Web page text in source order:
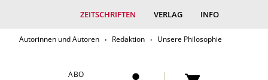
ZEITSCHRIFTEN VERLAG INFO
Autorinnen und Autoren Redaktion Unsere Philosophie
ABO